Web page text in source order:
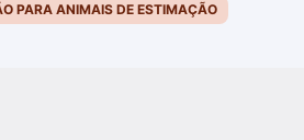
PARA ANIMAIS DE ESTIMAÇÃO